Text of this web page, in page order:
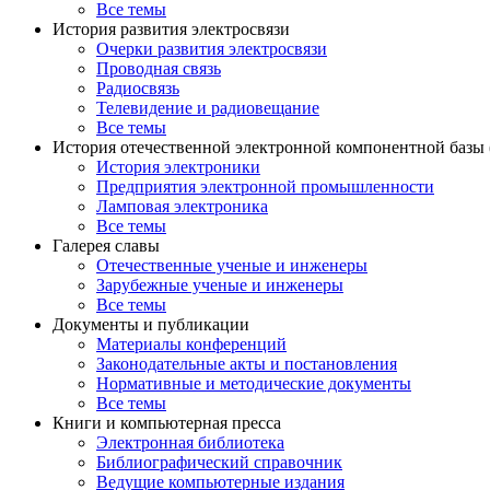
Все темы
История развития электросвязи
Очерки развития электросвязи
Проводная связь
Радиосвязь
Телевидение и радиовещание
Все темы
История отечественной электронной компонентной
История электроники
Предприятия электронной промышленности
Ламповая электроника
Все темы
Галерея славы
Отечественные ученые и инженеры
Зарубежные ученые и инженеры
Все темы
Документы и публикации
Материалы конференций
Законодательные акты и постановления
Нормативные и методические документы
Все темы
Книги и компьютерная пресса
Электронная библиотека
Библиографический справочник
Ведущие компьютерные издания